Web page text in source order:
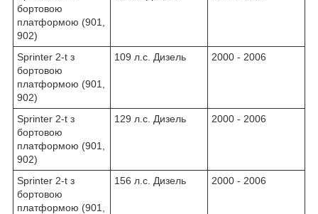
бортовою
платформою (901,
902)
Sprinter 2-t з
бортовою
платформою (901,
902)
109 л.с. Дизель 2000 - 2006
Sprinter 2-t з
бортовою
платформою (901,
902)
129 л.с. Дизель 2000 - 2006
Sprinter 2-t з
бортовою
платформою (901,
156 л.с. Дизель 2000 - 2006